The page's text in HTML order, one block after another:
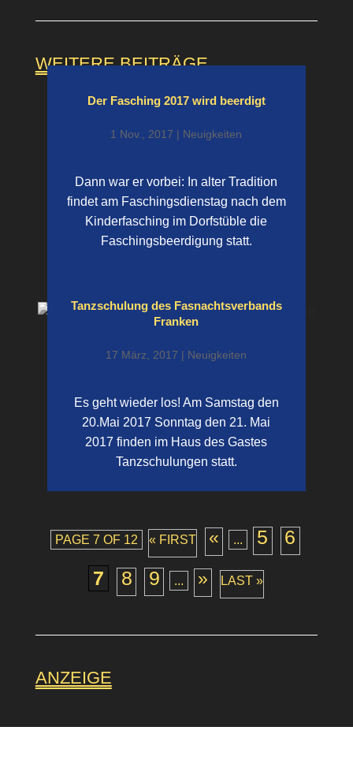
WEITERE BEITRÄGE
Der Fasching 2017 wird beerdigt
1 Nov., 2017 | Neuigkeiten
Dann war er vorbei: In alter Tradition
findet am Faschingsdienstag nach dem
Kinderfasching im Dorfstüble die
Faschingsbeerdigung statt.
Tanzschulung des Fasnachtsverbands
Franken
17 März, 2017 | Neuigkeiten
Es geht wieder los! Am Samstag den
20.Mai 2017 Sonntag den 21. Mai
2017 finden im Haus des Gastes
Tanzschulungen statt.
PAGE 7 OF 12 « FIRST « ... 5
6
7
8 9 ... » LAST »
ANZEIGE